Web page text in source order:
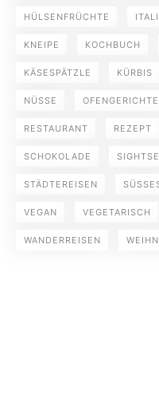
HÜLSENFRÜCHTE
KNEIPE KOCHBUCH
KÄSESPÄTZLE KÜRBIS
NÜSSE OFENGERICHTE
RESTAURANT REZEPT
SCHOKOLADE
STÄDTEREISEN SÜSSES
VEGAN VEGETARISCH
WANDERREISEN